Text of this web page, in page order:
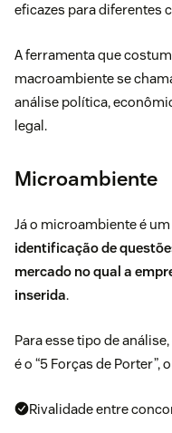
eficazes para diferentes
A ferramenta que
macroambiente se
análise política,
legal.
Microambiente
Já o microambiente é um
identificação de
mercado no qual a
inserida.
Para esse tipo de
é o “5 Forças de Porter”,
Rivalidade entre